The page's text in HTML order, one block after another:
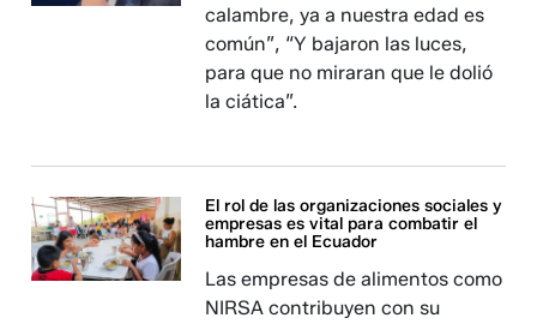
calambre, ya a nuestra edad es
común”, “Y bajaron las luces,
para que no miraran que le dolió
la ciática”.
El rol de las organizaciones sociales y
empresas es vital para combatir el
hambre en el Ecuador
Las empresas de alimentos como
NIRSA contribuyen con su